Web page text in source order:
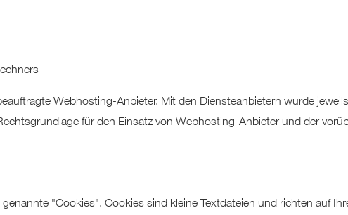
Webhosting-Anbieter. Mit den Diensteanbietern wurde
für den Einsatz von Webhosting-Anbieter und der
"Cookies". Cookies sind kleine Textdateien und richten auf